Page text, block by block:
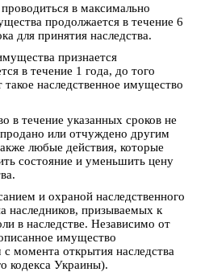
в максимально
продолжается в течение 6
для принятия наследства.
признается
в течение 1 года, до того
наследственное имущество
в течение указанных сроков не
или отчуждено другим
любые действия, которые
состояние и уменьшить цену
и охраной наследственного
наследников, призываемых к
в наследстве. Независимо от
имущество
момента открытия наследства
кодекса Украины).